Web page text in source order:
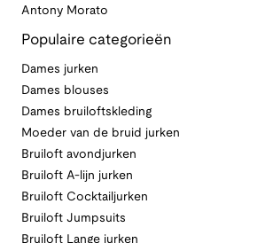
Antony Morato
Populaire categorieën
Dames jurken
Dames blouses
Dames bruiloftskleding
Moeder van de bruid jurken
Bruiloft avondjurken
Bruiloft A-lijn jurken
Bruiloft Cocktailjurken
Bruiloft Jumpsuits
Bruiloft Lange jurken